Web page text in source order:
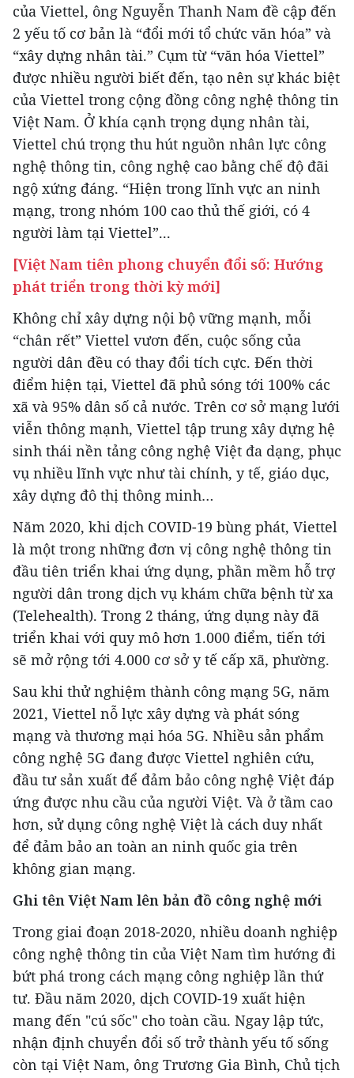
của Viettel, ông Nguyễn Thanh Nam đề cập đến
2 yếu tố cơ bản là “đổi mới tổ chức văn hóa” và
“xây dựng nhân tài.” Cụm từ “văn hóa Viettel”
được nhiều người biết đến, tạo nên sự khác biệt
của Viettel trong cộng đồng công nghệ thông tin
Việt Nam. Ở khía cạnh trọng dụng nhân tài,
Viettel chú trọng thu hút nguồn nhân lực công
nghệ thông tin, công nghệ cao bằng chế độ đãi
ngộ xứng đáng. “Hiện trong lĩnh vực an ninh
mạng, trong nhóm 100 cao thủ thế giới, có 4
người làm tại Viettel”...
[Việt Nam tiên phong chuyển đổi số: Hướng
phát triển trong thời kỳ mới]
Không chỉ xây dựng nội bộ vững mạnh, mỗi
“chân rết” Viettel vươn đến, cuộc sống của
người dân đều có thay đổi tích cực. Đến thời
điểm hiện tại, Viettel đã phủ sóng tới 100% các
xã và 95% dân số cả nước. Trên cơ sở mạng lưới
viễn thông mạnh, Viettel tập trung xây dựng hệ
sinh thái nền tảng công nghệ Việt đa dạng, phục
vụ nhiều lĩnh vực như tài chính, y tế, giáo dục,
xây dựng đô thị thông minh…
Năm 2020, khi dịch COVID-19 bùng phát, Viettel
là một trong những đơn vị công nghệ thông tin
đầu tiên triển khai ứng dụng, phần mềm hỗ trợ
người dân trong dịch vụ khám chữa bệnh từ xa
(Telehealth). Trong 2 tháng, ứng dụng này đã
triển khai với quy mô hơn 1.000 điểm, tiến tới
sẽ mở rộng tới 4.000 cơ sở y tế cấp xã, phường.
Sau khi thử nghiệm thành công mạng 5G, năm
2021, Viettel nỗ lực xây dựng và phát sóng
mạng và thương mại hóa 5G. Nhiều sản phẩm
công nghệ 5G đang được Viettel nghiên cứu,
đầu tư sản xuất để đảm bảo công nghệ Việt đáp
ứng được nhu cầu của người Việt. Và ở tầm cao
hơn, sử dụng công nghệ Việt là cách duy nhất
để đảm bảo an toàn an ninh quốc gia trên
không gian mạng.
Ghi tên Việt Nam lên bản đồ công nghệ mới
Trong giai đoạn 2018-2020, nhiều doanh nghiệp
công nghệ thông tin của Việt Nam tìm hướng đi
bứt phá trong cách mạng công nghiệp lần thứ
tư. Đầu năm 2020, dịch COVID-19 xuất hiện
mang đến "cú sốc" cho toàn cầu. Ngay lập tức,
nhận định chuyển đổi số trở thành yếu tố sống
còn tại Việt Nam, ông Trương Gia Bình, Chủ tịch